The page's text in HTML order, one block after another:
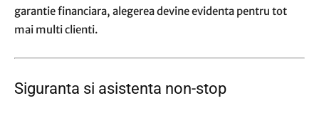
garantie financiara, alegerea devine evidenta pentru tot
mai multi clienti.
Siguranta si asistenta non-stop